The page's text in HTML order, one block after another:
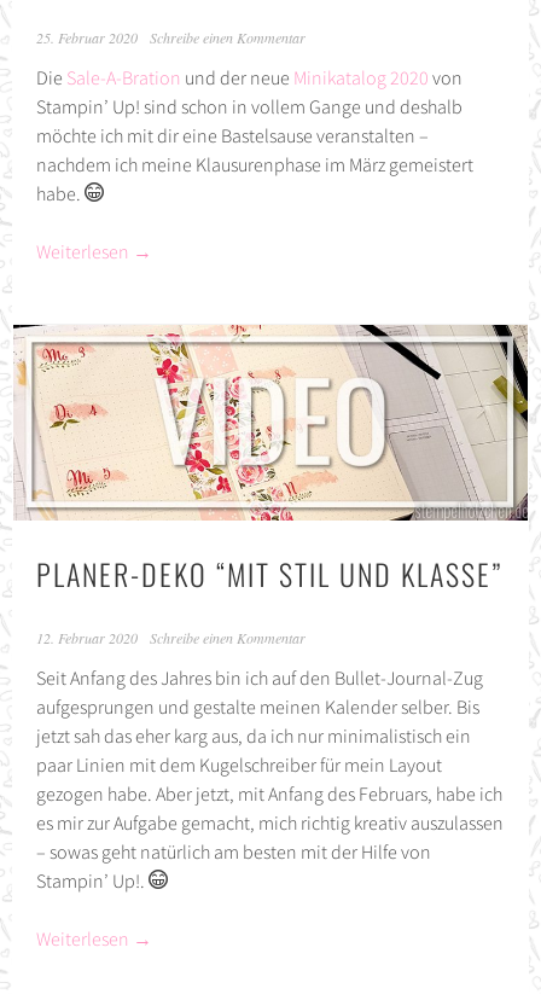
25. Februar 2020 Schreibe einen Kommentar
Die Sale-A-Bration und der neue Minikatalog 2020 von
Stampin’ Up! sind schon in vollem Gange und deshalb
möchte ich mit dir eine Bastelsause veranstalten –
nachdem ich meine Klausurenphase im März gemeistert
habe.
Weiterlesen →
PLANER-DEKO “MIT STIL UND KLASSE”
12. Februar 2020 Schreibe einen Kommentar
Seit Anfang des Jahres bin ich auf den Bullet-Journal-Zug
aufgesprungen und gestalte meinen Kalender selber. Bis
jetzt sah das eher karg aus, da ich nur minimalistisch ein
paar Linien mit dem Kugelschreiber für mein Layout
gezogen habe. Aber jetzt, mit Anfang des Februars, habe ich
es mir zur Aufgabe gemacht, mich richtig kreativ auszulassen
– sowas geht natürlich am besten mit der Hilfe von
Stampin’ Up!.
Weiterlesen →